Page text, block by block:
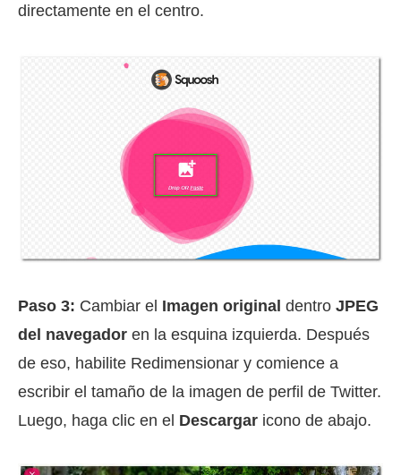
directamente en el centro.
Paso 3: Cambiar el Imagen original dentro JPEG
del navegador en la esquina izquierda. Después
de eso, habilite Redimensionar y comience a
escribir el tamaño de la imagen de perfil de Twitter.
Luego, haga clic en el Descargar icono de abajo.